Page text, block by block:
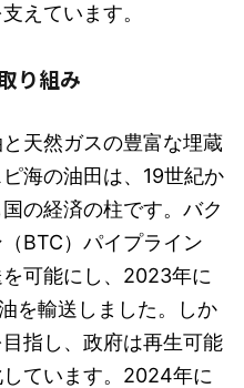
えています。
り組み
天然ガスの豊富な埋蔵
海の油田は、19世紀か
の経済の柱です。バク
BTC）パイプライン
可能にし、2023年に
を輸送しました。しか
指し、政府は再生可能
ています。2024年に